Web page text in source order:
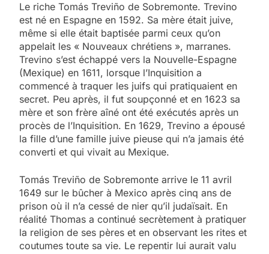
Le riche Tomás Treviño de Sobremonte. Trevino
est né en Espagne en 1592. Sa mère était juive,
même si elle était baptisée parmi ceux qu’on
appelait les « Nouveaux chrétiens », marranes.
Trevino s’est échappé vers la Nouvelle-Espagne
(Mexique) en 1611, lorsque l’Inquisition a
commencé à traquer les juifs qui pratiquaient en
secret. Peu après, il fut soupçonné et en 1623 sa
mère et son frère aîné ont été exécutés après un
procès de l’Inquisition. En 1629, Trevino a épousé
la fille d’une famille juive pieuse qui n’a jamais été
converti et qui vivait au Mexique.
Tomás Treviño de Sobremonte arrive le 11 avril
1649 sur le bûcher à Mexico après cinq ans de
prison où il n’a cessé de nier qu’il judaïsait. En
réalité Thomas a continué secrètement à pratiquer
la religion de ses pères et en observant les rites et
coutumes toute sa vie. Le repentir lui aurait valu